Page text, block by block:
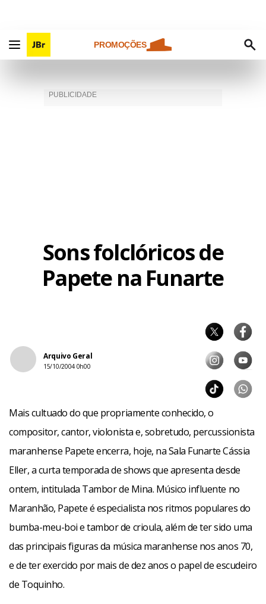
PROMOÇÕES
Sons folclóricos de
Papete na Funarte
Arquivo Geral
15/10/2004 0h00
Mais cultuado do que propriamente conhecido, o
compositor, cantor, violonista e, sobretudo, percussionista
maranhense Papete encerra, hoje, na Sala Funarte Cássia
Eller, a curta temporada de shows que apresenta desde
ontem, intitulada Tambor de Mina. Músico influente no
Maranhão, Papete é especialista nos ritmos populares do
bumba-meu-boi e tambor de crioula, além de ter sido uma
das principais figuras da música maranhense nos anos 70,
e de ter exercido por mais de dez anos o papel de escudeiro
de Toquinho.